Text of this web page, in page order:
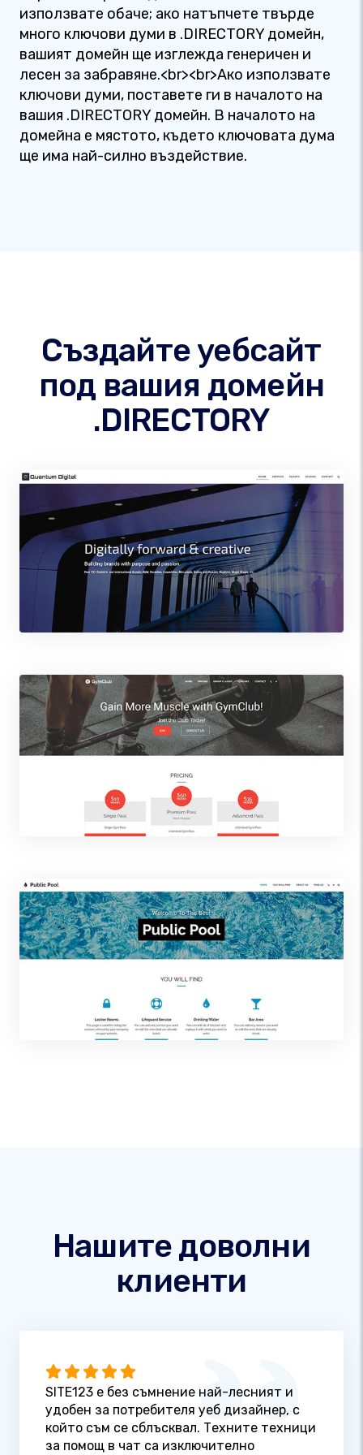
използвате обаче; ако натъпчете твърде
много ключови думи в .DIRECTORY домейн,
вашият домейн ще изглежда генеричен и
лесен за забравяне.<br><br>Ако използвате
ключови думи, поставете ги в началото на
вашия .DIRECTORY домейн. В началото на
домейна е мястото, където ключовата дума
ще има най-силно въздействие.
Създайте уебсайт
под вашия домейн
.DIRECTORY
Нашите доволни
клиенти
SITE123 е без съмнение най-лесният и
удобен за потребителя уеб дизайнер, с
който съм се сблъсквал. Техните техници
за помощ в чат са изключително